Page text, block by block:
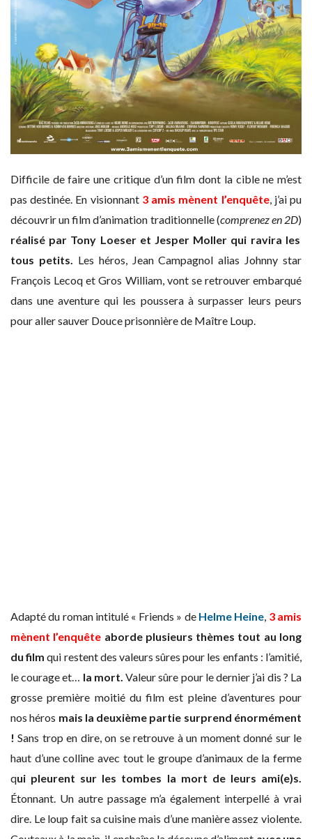
Difficile de faire une critique d’un film dont la cible ne m’est
pas destinée. En visionnant 3 amis mènent l’enquête, j’ai pu
découvrir un film d’animation traditionnelle (comprenez en 2D)
réalisé par Tony Loeser et Jesper Moller qui ravira les
tous petits. Les héros, Jean Campagnol alias Johnny star
François Lecoq et Gros William, vont se retrouver embarqué
dans une aventure qui les poussera à surpasser leurs peurs
pour aller sauver Douce prisonnière de Maître Loup.
Adapté du roman intitulé « Friends » de Helme Heine, 3 amis
mènent l’enquête aborde plusieurs thèmes tout au long
du film qui restent des valeurs sûres pour les enfants : l’amitié,
le courage et… la mort. Valeur sûre pour le dernier j’ai dis ? La
grosse première moitié du film est pleine d’aventures pour
nos héros mais la deuxième partie surprend énormément
!Sans trop en dire, on se retrouve à un moment donné sur le
haut d’une colline avec tout le groupe d’animaux de la ferme
qui pleurent sur les tombes la mort de leurs ami(e)s.
Étonnant. Un autre passage m’a également interpellé à vrai
dire. Le loup fait sa cuisine mais d’une manière assez violente.